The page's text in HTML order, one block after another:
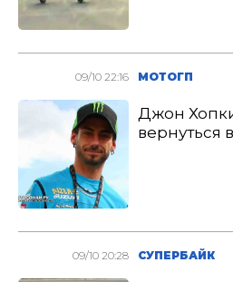
09/10 22:16 МОТОГП
Джон
вернуться
09/10 20:28 СУПЕРБАЙК